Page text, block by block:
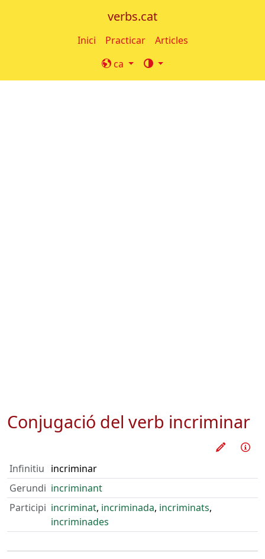
verbs.cat
Inici Practicar
Articles
ca
Conjugació del verb incriminar
Infinitiu incriminar
Gerundi incriminant
Participi incriminat, incriminada, incriminats,
incriminades